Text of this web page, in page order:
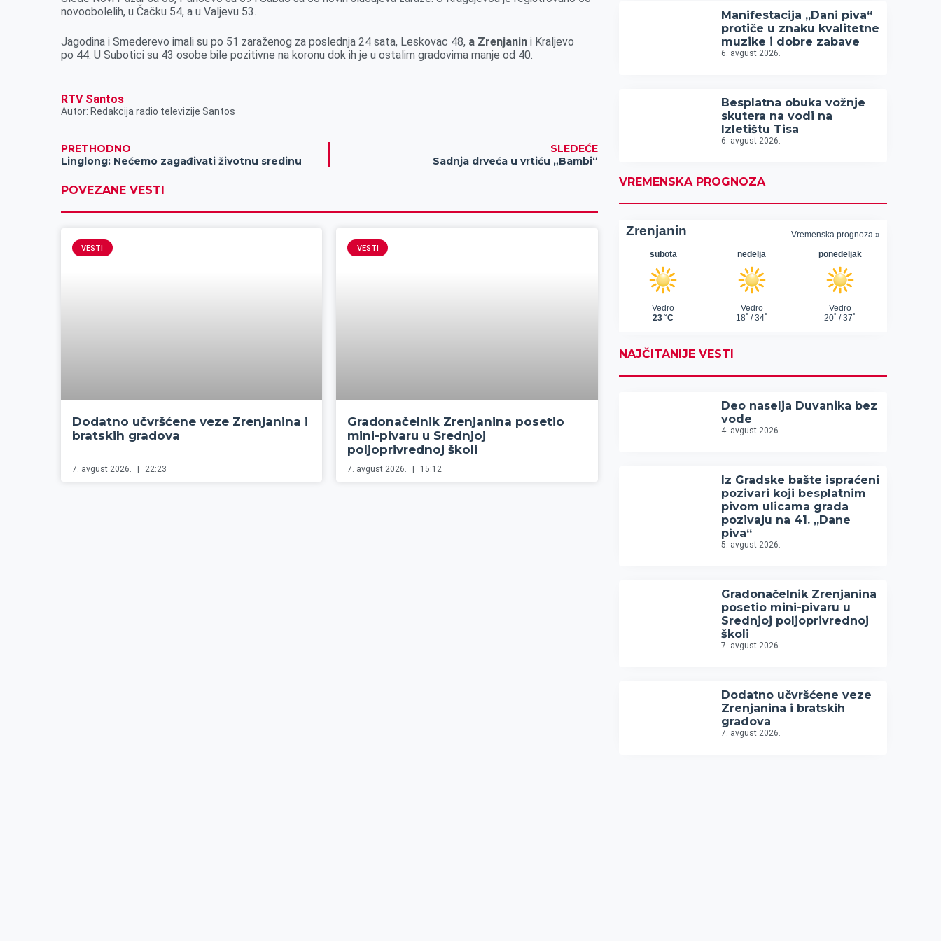
r
novoobolelih, u Čačku 54, a u Valjevu 53.
Jagodina i Smederevo imali su po 51 zaraženog za poslednja 24 sata, Leskovac 48, a Zrenjanini Kraljevo
po 44. U Subotici su 43 osobe bile pozitivne na koronu dok ih je u ostalim gradovima manje od 40.
RTV Santos
Autor: Redakcija radio televizije Santos
PRETHODNO
Linglong: Nećemo zagađivati životnu sredinu
SLEDEĆE
Sadnja drveća u vrtiću „Bambi“
POVEZANE VESTI
VESTI
Dodatno učvršćene veze Zrenjanina i
bratskih gradova
7. avgust 2026. 22:23
VESTI
Gradonačelnik Zrenjanina posetio
mini-pivaru u Srednjoj
poljoprivrednoj školi
7. avgust 2026. 15:12
Manifestacija „Dani piva“
protiče u znaku kvalitetne
muzike i dobre zabave
6. avgust 2026.
Besplatna obuka vožnje
skutera na vodi na
Izletištu Tisa
6. avgust 2026.
VREMENSKA PROGNOZA
NAJČITANIJE VESTI
Deo naselja Duvanika bez
vode
4. avgust 2026.
Iz Gradske bašte ispraćeni
pozivari koji besplatnim
pivom ulicama grada
pozivaju na 41. „Dane
piva“
5. avgust 2026.
Gradonačelnik Zrenjanina
posetio mini-pivaru u
Srednjoj poljoprivrednoj
školi
7. avgust 2026.
Dodatno učvršćene veze
Zrenjanina i bratskih
gradova
7. avgust 2026.